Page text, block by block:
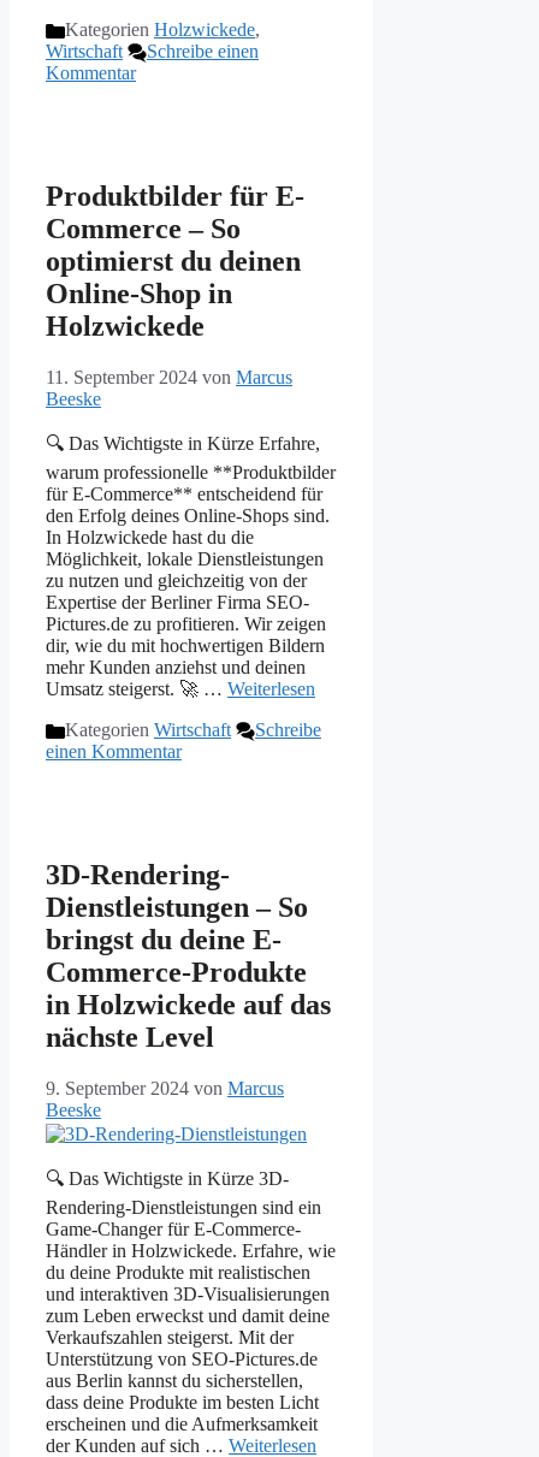
Kategorien Holzwickede,
Wirtschaft
Schreibe einen
Kommentar
Produktbilder für E-
Commerce – So
optimierst du deinen
Online-Shop in
Holzwickede
11. September 2024 von Marcus
Beeske
🔍 Das Wichtigste in Kürze Erfahre,
warum professionelle **Produktbilder
für E-Commerce** entscheidend für
den Erfolg deines Online-Shops sind.
In Holzwickede hast du die
Möglichkeit, lokale Dienstleistungen
zu nutzen und gleichzeitig von der
Expertise der Berliner Firma SEO-
Pictures.de zu profitieren. Wir zeigen
dir, wie du mit hochwertigen Bildern
mehr Kunden anziehst und deinen
Umsatz steigerst. 🚀 … Weiterlesen
Kategorien Wirtschaft
Schreibe
einen Kommentar
3D-Rendering-
Dienstleistungen – So
bringst du deine E-
Commerce-Produkte
in Holzwickede auf das
nächste Level
9. September 2024 von Marcus
Beeske
🔍 Das Wichtigste in Kürze 3D-
Rendering-Dienstleistungen sind ein
Game-Changer für E-Commerce-
Händler in Holzwickede. Erfahre, wie
du deine Produkte mit realistischen
und interaktiven 3D-Visualisierungen
zum Leben erweckst und damit deine
Verkaufszahlen steigerst. Mit der
Unterstützung von SEO-Pictures.de
aus Berlin kannst du sicherstellen,
dass deine Produkte im besten Licht
erscheinen und die Aufmerksamkeit
der Kunden auf sich … Weiterlesen